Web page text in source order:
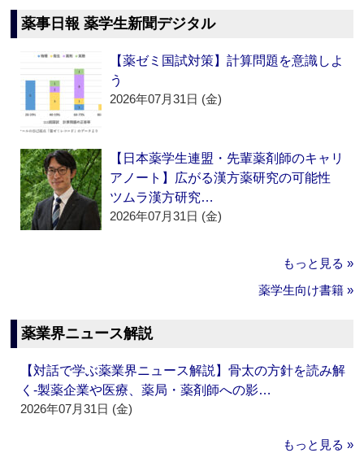
薬事日報 薬学生新聞デジタル
【薬ゼミ国試対策】計算問題を意識しよ
う
2026年07月31日 (金)
【日本薬学生連盟・先輩薬剤師のキャリ
アノート】広がる漢方薬研究の可能性
ツムラ漢方研究…
2026年07月31日 (金)
もっと見る »
薬学生向け書籍 »
薬業界ニュース解説
【対話で学ぶ薬業界ニュース解説】骨太の方針を読み解
く‐製薬企業や医療、薬局・薬剤師への影…
2026年07月31日 (金)
もっと見る »